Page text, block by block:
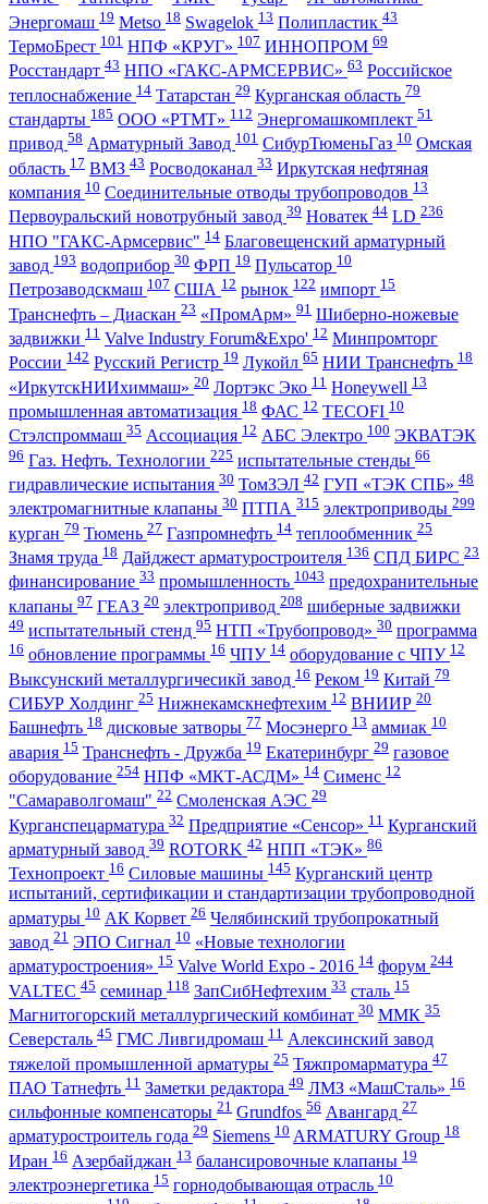
Энергомаш 19 Metso 18 Swagelok 13 Полипластик 43
ТермоБрест 101 НПФ «КРУГ» 107 ИННОПРОМ 69
Росстандарт 43 НПО «ГАКС-АРМСЕРВИС» 63 Российское
теплоснабжение 14 Татарстан 29 Курганская область 79
стандарты 185 ООО «РТМТ» 112 Энергомашкомплект 51
привод 58 Арматурный Завод 101 СибурТюменьГаз 10 Омская
область 17 ВМЗ 43 Росводоканал 33 Иркутская нефтяная
компания 10 Соединительные отводы трубопроводов 13
Первоуральский новотрубный завод 39 Новатек 44 LD 236
НПО "ГАКС-Армсервис" 14 Благовещенский арматурный
завод 193 водоприбор 30 ФРП 19 Пульсатор 10
Петрозаводскмаш 107 США 12 рынок 122 импорт 15
Транснефть – Диаскан 23 «ПромАрм» 91 Шиберно-ножевые
задвижки 11 Valve Industry Forum&Expo' 12 Минпромторг
России 142 Русский Регистр 19 Лукойл 65 НИИ Транснефть 18
«ИркутскНИИхиммаш» 20 Лортэкс Эко 11 Honeywell 13
промышленная автоматизация 18 ФАС 12 TECOFI 10
Стэлспроммаш 35 Ассоциация 12 АБС Электро 100 ЭКВАТЭК
96 Газ. Нефть. Технологии 225 испытательные стенды 66
гидравлические испытания 30 ТомЗЭЛ 42 ГУП «ТЭК СПБ» 48
электромагнитные клапаны 30 ПТПА 315 электроприводы 299
курган 79 Тюмень 27 Газпромнефть 14 теплообменник 25
Знамя труда 18 Дайджест арматуростроителя 136 СПД БИРС 23
финансирование 33 промышленность 1043 предохранительные
клапаны 97 ГЕАЗ 20 электропривод 208 шиберные задвижки
49 испытательный стенд 95 НТП «Трубопровод» 30 программа
16 обновление программы 16 ЧПУ 14 оборудование с ЧПУ 12
Выксунский металлургичесикй завод 16 Реком 19 Китай 79
СИБУР Холдинг 25 Нижнекамскнефтехим 12 ВНИИР 20
Башнефть 18 дисковые затворы 77 Мосэнерго 13 аммиак 10
авария 15 Транснефть - Дружба 19 Екатеринбург 29 газовое
оборудование 254 НПФ «МКТ-АСДМ» 14 Сименс 12
"Самараволгомаш" 22 Смоленская АЭС 29
Курганспецарматура 32 Предприятие «Сенсор» 11 Курганский
арматурный завод 39 ROTORK 42 НПП «ТЭК» 86
Технопроект 16 Силовые машины 145 Курганский центр
испытаний, сертификации и стандартизации трубопроводной
арматуры 10 АК Корвет 26 Челябинский трубопрокатный
завод 21 ЭПО Сигнал 10 «Новые технологии
арматуростроения» 15 Valve World Expo - 2016 14 форум 244
VALTEC 45 семинар 118 ЗапСибНефтехим 33 сталь 15
Магнитогорский металлургический комбинат 30 ММК 35
Северсталь 45 ГМС Ливгидромаш 11 Алексинский завод
тяжелой промышленной арматуры 25 Тяжпромарматура 47
ПАО Татнефть 11 Заметки редактора 49 ЛМЗ «МашСталь» 16
сильфонные компенсаторы 21 Grundfos 56 Авангард 27
арматуростроитель года 29 Siemens 10 ARMATURY Group 18
Иран 16 Азербайджан 13 балансировочные клапаны 19
электроэнергетика 15 горнодобывающая отрасль 10